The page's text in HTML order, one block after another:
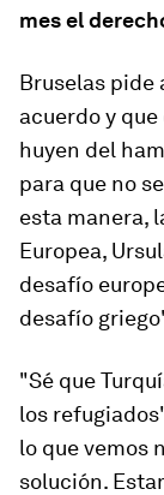
mes el
Bruselas pide
acuerdo y
huyen del
para que no
esta manera,
Europea,
desafío
desafío
"Sé que
los
lo que vemos
solución.